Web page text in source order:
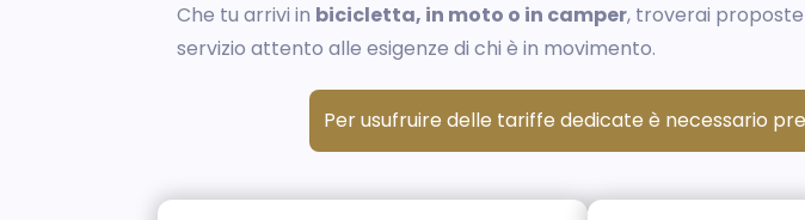
Che tu arrivi in bicicletta, in moto o in camper, troverai
servizio attento alle esigenze di chi è in movimento.
Per usufruire delle tariffe dedicate è necessario